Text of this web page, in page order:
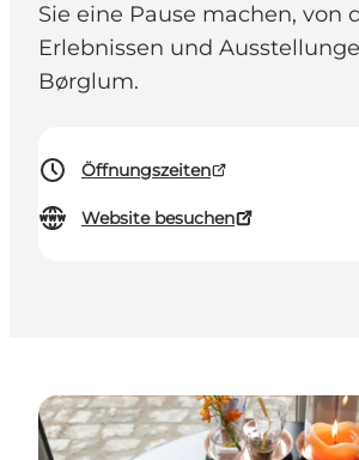
Sie eine Pause machen, von
Erlebnissen und
Børglum.
Öffnungszeiten
Website besuchen